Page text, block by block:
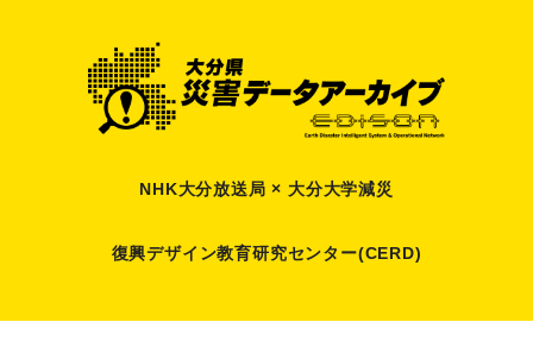
NHK大分放送局 × 大分大学減災
復興デザイン教育研究センター(CERD)